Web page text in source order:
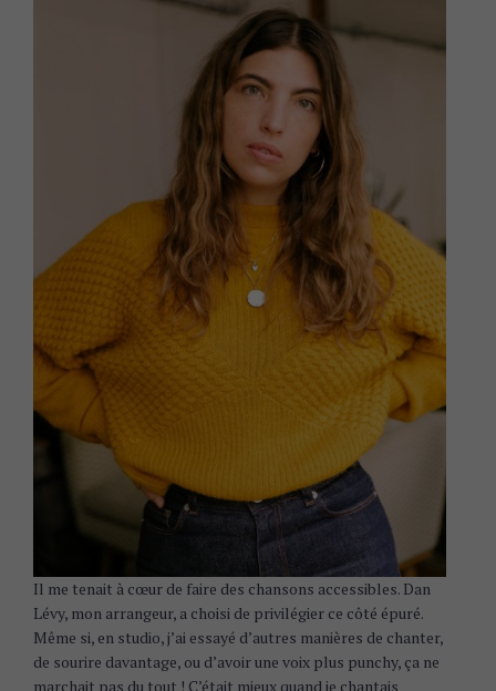
Il me tenait à cœur de faire des chansons accessibles. Dan
Lévy, mon arrangeur, a choisi de privilégier ce côté épuré.
Même si, en studio, j’ai essayé d’autres manières de chanter,
de sourire davantage, ou d’avoir une voix plus punchy, ça ne
marchait pas du tout ! C’était mieux quand je chantais
S